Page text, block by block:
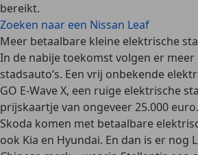
bereikt.
Zoeken naar een Nissan Leaf
Meer betaalbare kleine elektrische
In de nabije toekomst volgen er
stadsauto’s. Een vrij onbekende
GO E-Wave X, een ruige elektrische
prijskaartje van ongeveer 25.000
Skoda komen met betaalbare
ook Kia en Hyundai. En dan is er nog